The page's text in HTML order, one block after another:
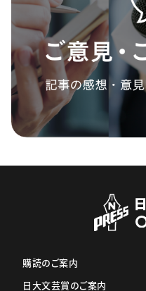
購読のご案内
日大文芸賞のご案内